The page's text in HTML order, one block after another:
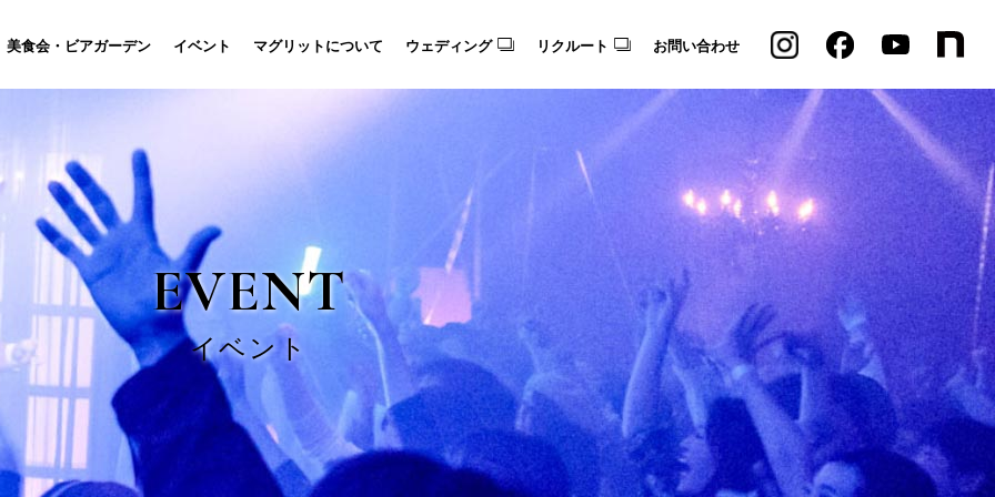
美食会・ビアガーデン イベント マグリットについて ウェディング リクルート お問い合わせ
EVENT
イベント